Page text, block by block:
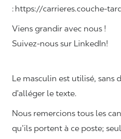
: https://carrieres.couche-
Viens grandir avec nous !
Suivez-nous sur LinkedIn!
Le masculin est utilisé, sans
d’alléger le texte.
Nous remercions tous les
qu’ils portent à ce poste;